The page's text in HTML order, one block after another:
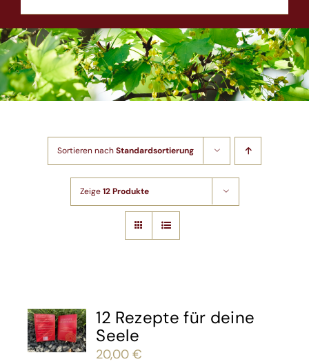
Shop
Sortieren nachStandardsortierung
Zeige12 Produkte
12 Rezepte für deine
Seele
20,00€